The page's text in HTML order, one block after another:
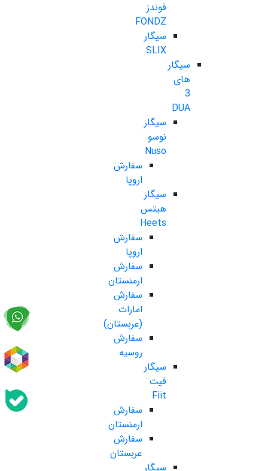
فوندز
FONDZ
سیگار
SLIX
سیگار
های
3
DUA
سیگار
نوسو
Nuso
سفارش
اروپا
سیگار
هیتس
Heets
سفارش
اروپا
سفارش
ارمنستان
سفارش
امارات
(عربستان)
سفارش
روسیه
سیگار
فیت
Fiit
سفارش
ارمنستان
سفارش
عربستان
سیگار